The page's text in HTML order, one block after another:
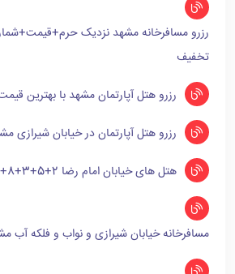
تخفیف
رزرو هتل آپارتمان مشهد با بهترین
رزرو هتل آپارتمان در خیابان شیرازی مشهد+تا
هتل های خیابان امام رضا 2+5+3+8+1 مشهد+50% تخفیف
مسافرخانه خیابان شیرازی و نواب و فلکه آب